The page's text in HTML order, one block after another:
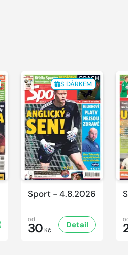
S DÁRKEM
Sport - 4.8.2026
od
30 Kč
Detail